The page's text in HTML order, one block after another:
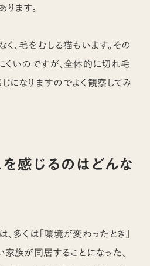
ます。
、毛をむしる猫もいます。その
くいのですが、全体的に切れ毛
になりますのでよく観察してみ
感じるのはどんな
多くは「環境が変わったとき」
家族が同居することになった、